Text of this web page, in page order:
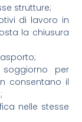
strutture;
di lavoro in
la chiusura
per
consentano il
nelle stesse